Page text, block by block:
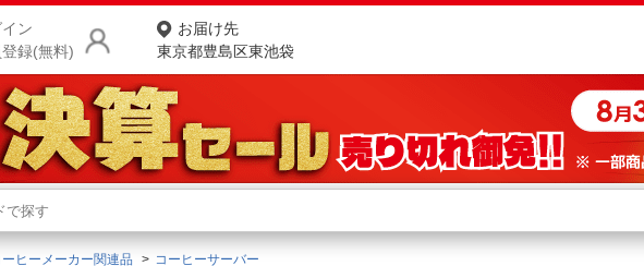
ン
録(無料)
お届け先
東京都豊島区東池袋
商品をさがす
ランキングからさがす
店舗サービス
ネット取り置き
ーヒーメーカー関連品 コーヒーサーバー